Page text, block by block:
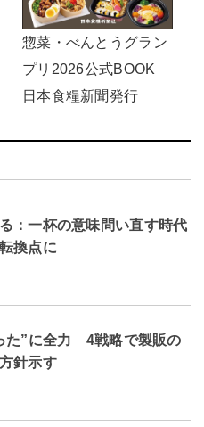
惣菜・べんとうグラン
プリ2026公式BOOK
日本食糧新聞発行
：一杯の意味問い直す時代
換点に
た”に全力 4戦略で製販の
針示す